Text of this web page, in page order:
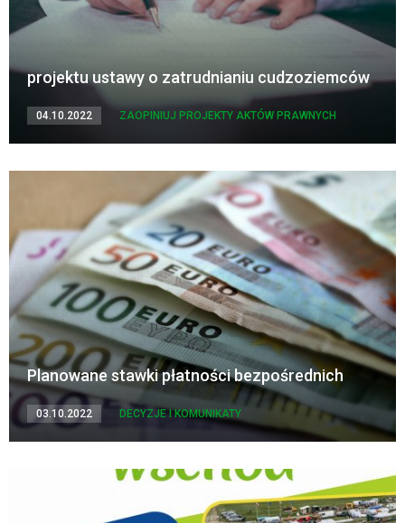
projektu ustawy o zatrudnianiu cudzoziemców
04.10.2022 ZAOPINIUJ PROJEKTY AKTÓW PRAWNYCH
Planowane stawki płatności bezpośrednich
03.10.2022 DECYZJE I KOMUNIKATY